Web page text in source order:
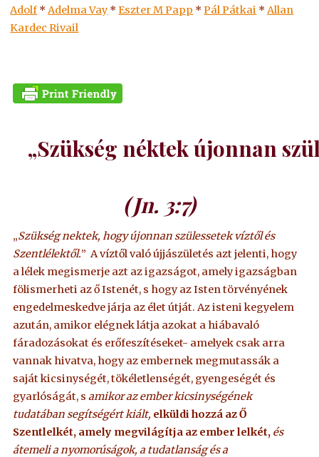
Adolf *Adelma Vay *Eszter M Papp *Pál Pátkai *Allan
Kardec Rivail
„Szükség néktek újonnan
(Jn. 3:7)
„Szükség nektek, hogy újonnan szülessetek víztől és
Szentlélektől.” A víztől való újjászületés azt jelenti, hogy
a lélek megismerje azt az igazságot, amely igazságban
fölismerheti az ő Istenét, s hogy az Isten törvényének
engedelmeskedve járja az élet útját. Az isteni kegyelem
azután, amikor elégnek látja azokat a hiábavaló
fáradozásokat és erőfeszítéseket- amelyek csak arra
vannak hivatva, hogy az embernek megmutassák a
saját kicsinységét, tökéletlenségét, gyengeségét és
gyarlóságát, samikor az ember kicsinységének
tudatában segítségért kiált, elküldi hozzá az Ő
Szentlelkét, amely megvilágítja az ember lelkét, és
átemeli a nyomorúságok, a tudatlanság és a